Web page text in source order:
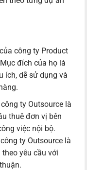
công ty Product
đích của họ là
ích, dễ sử dụng và
ty Outsource là
thuê đơn vị bên
việc nội bộ.
ty Outsource là
yêu cầu với